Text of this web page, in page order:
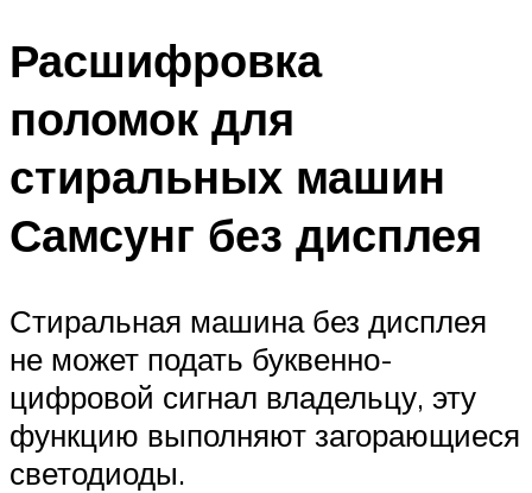
Расшифровка
поломок для
стиральных машин
Самсунг без дисплея
Стиральная машина без дисплея
не может подать буквенно-
цифровой сигнал владельцу, эту
функцию выполняют загорающиеся
светодиоды.